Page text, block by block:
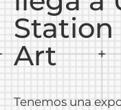
Art
Tenemos una